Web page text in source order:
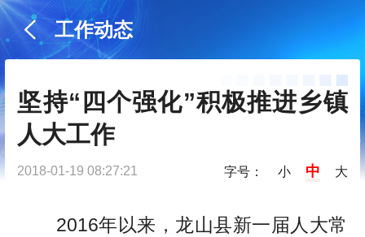
工作动态
坚持“四个强化”积极推进乡镇
人大工作
2018-01-19 08:27:21 字号： 小 中 大
2016年以来，龙山县新一届人大常